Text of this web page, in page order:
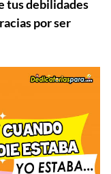
tus debilidades
por ser